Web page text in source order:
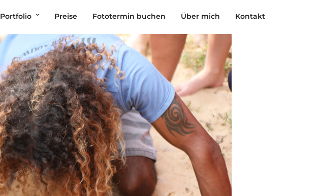
Portfolio Preise Fototermin buchen Über mich Kontakt